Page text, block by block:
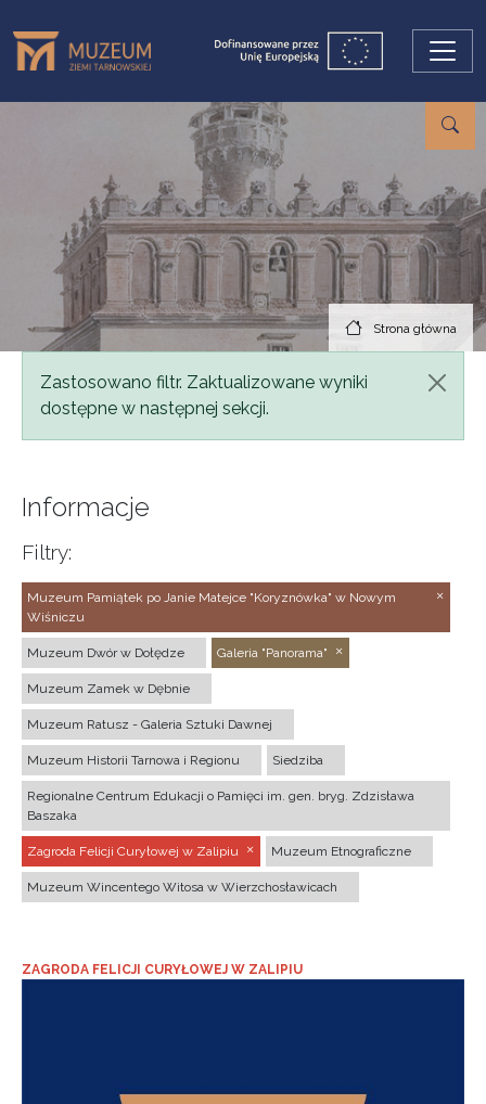
Strona główna
Komunikat
Zastosowano filtr. Zaktualizowane wyniki
dostępne w następnej sekcji.
Informacje
Filtry:
Muzeum Pamiątek po Janie Matejce "Koryznówka" w Nowym
Wiśniczu
Muzeum Dwór w Dołędze Galeria "Panorama"
Muzeum Zamek w Dębnie
Muzeum Ratusz - Galeria Sztuki Dawnej
Muzeum Historii Tarnowa i Regionu Siedziba
Regionalne Centrum Edukacji o Pamięci im. gen. bryg. Zdzisława
Baszaka
Zagroda Felicji Curyłowej w Zalipiu Muzeum Etnograficzne
Muzeum Wincentego Witosa w Wierzchosławicach
ZAGRODA FELICJI CURYŁOWEJ W ZALIPIU